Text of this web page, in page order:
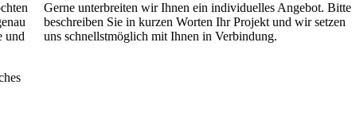
und
Gerne unterbreiten wir Ihnen ein individuelles Angebot. Bitte
beschreiben Sie in kurzen Worten Ihr Projekt und wir setzen
uns schnellstmöglich mit Ihnen in Verbin­dung.